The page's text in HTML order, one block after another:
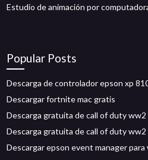
Estudio de animación por
Popular Posts
Descarga de controlador epson xp
Descargar fortnite mac gratis
Descarga gratuita de call of duty ww2
Descarga gratuita de call of duty ww2
Descargar epson event manager